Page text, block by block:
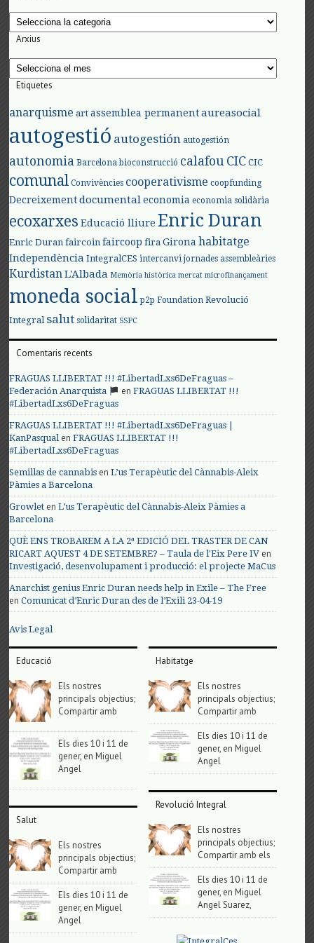
Categories
Arxius
Arxius
Etiquetes
anarquisme art assemblea permanent aureasocial
autogestió autogestión autogestión
autonomia Barcelona bioconstrucció calafouCIC CIC
comunal Convivències cooperativisme coopfunding
Decreixement documental economia economia solidària
ecoxarxes Educació lliure Enric Duran
Enric Duran faircoin faircoop fira Girona habitatge
Independència IntegralCES intercanvi jornades assembleàries
KurdistanL'Albada Memòria històrica mercat microfinançament
moneda social p2p Foundation Revolució
Integral salut solidaritat SSPC
Comentaris recents
FRAGUAS LLIBERTAT !!! #LibertadLxs6DeFraguas –
Federación Anarquista
enFRAGUAS LLIBERTAT !!!
#LibertadLxs6DeFraguas
FRAGUAS LLIBERTAT !!! #LibertadLxs6DeFraguas |
KanPasqualenFRAGUAS LLIBERTAT !!!
#LibertadLxs6DeFraguas
Semillas de cannabis enL’us Terapèutic del Cànnabis-Aleix
Pàmies a Barcelona
Growlet enL’us Terapèutic del Cànnabis-Aleix Pàmies a
Barcelona
QUÈ ENS TROBAREM A LA 2ª EDICIÓ DEL TRASTER DE CAN
RICART AQUEST 4 DE SETEMBRE? – Taula de l'Eix Pere IV en
Investigació, desenvolupament i producció: el projecte MaCus
Anarchist genius Enric Duran needs help in Exile – The Free
enComunicat d’Enric Duran des de l’Exili 23-04-19
Avis Legal
Educació
Els nostres
principals objectius;
Compartir amb
Els dies 10 i 11 de
gener, en Miguel
Angel
Salut
Els nostres
principals objectius;
Compartir amb
Els dies 10 i 11 de
gener, en Miguel
Angel
Habitatge
Els nostres
principals objectius;
Compartir amb
Els dies 10 i 11 de
gener, en Miguel
Angel
Revolució Integral
Els nostres
principals objectius;
Compartir amb els
Els dies 10 i 11 de
gener, en Miguel
Angel Suarez,